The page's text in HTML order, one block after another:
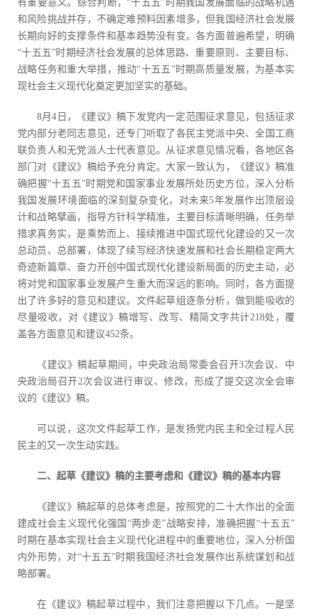
有重要意义。综合判断，“十五五”时期我国发展面临的战略机遇
和风险挑战并存，不确定难预料因素增多，但我国经济社会发展
长期向好的支撑条件和基本趋势没有变。各方面普遍希望，明确
“十五五”时期经济社会发展的总体思路、重要原则、主要目标、
战略任务和重大举措，推动“十五五”时期高质量发展，为基本实
现社会主义现代化奠定更加坚实的基础。
8月4日，《建议》稿下发党内一定范围征求意见，包括征求
党内部分老同志意见，还专门听取了各民主党派中央、全国工商
联负责人和无党派人士代表意见。从征求意见情况看，各地区各
部门对《建议》稿给予充分肯定。大家一致认为，《建议》稿准
确把握“十五五”时期党和国家事业发展所处历史方位，深入分析
我国发展环境面临的深刻复杂变化，对未来5年发展作出顶层设
计和战略擘画，指导方针科学精准，主要目标清晰明确，任务举
措求真务实，是乘势而上、接续推进中国式现代化建设的又一次
总动员、总部署，体现了续写经济快速发展和社会长期稳定两大
奇迹新篇章、奋力开创中国式现代化建设新局面的历史主动，必
将对党和国家事业发展产生重大而深远的影响。同时，各方面提
出了许多好的意见和建议。文件起草组逐条分析，做到能吸收的
尽量吸收，对《建议》稿增写、改写、精简文字共计218处，覆
盖各方面意见和建议452条。
《建议》稿起草期间，中央政治局常委会召开3次会议、中
央政治局召开2次会议进行审议、修改，形成了提交这次全会审
议的《建议》稿。
可以说，这次文件起草工作，是发扬党内民主和全过程人民
民主的又一次生动实践。
二、起草《建议》稿的主要考虑和《建议》稿的基本内容
《建议》稿起草的总体考虑是，按照党的二十大作出的全面
建成社会主义现代化强国“两步走”战略安排，准确把握“十五五”
时期在基本实现社会主义现代化进程中的重要地位，深入分析国
内外形势，对“十五五”时期我国经济社会发展作出系统谋划和战
略部署。
在《建议》稿起草过程中，我们注意把握以下几点。一是坚